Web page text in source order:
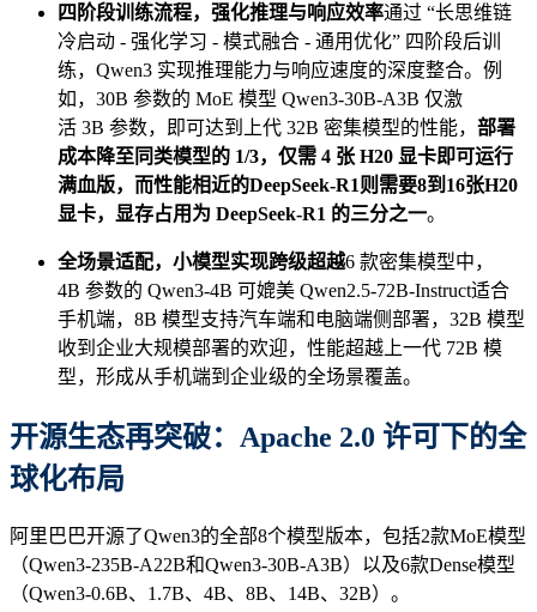
四阶段训练流程，强化推理与响应效率通过 “长思维链
冷启动 - 强化学习 - 模式融合 - 通用优化” 四阶段后训
练，Qwen3 实现推理能力与响应速度的深度整合。例
如，30B 参数的 MoE 模型 Qwen3-30B-A3B 仅激
活 3B 参数，即可达到上代 32B 密集模型的性能， 部署
成本降至同类模型的 1/3，仅需 4 张 H20 显卡即可运行
满血版， 而性能相近的DeepSeek-R1则需要8到16张H20
显卡， 显存占用为 DeepSeek-R1 的三分之一。
全场景适配，小模型实现跨级超越6 款密集模型中，
4B 参数的 Qwen3-4B 可媲美 Qwen2.5-72B-Instruct适合
手机端，8B 模型支持汽车端和电脑端侧部署，32B 模型
收到企业大规模部署的欢迎，性能超越上一代 72B 模
型，形成从手机端到企业级的全场景覆盖。
开源生态再突破：Apache 2.0 许可下的全
球化布局
阿里巴巴开源了Qwen3的全部8个模型版本，包括2款MoE模型
（Qwen3-235B-A22B和Qwen3-30B-A3B）以及6款Dense模型
（Qwen3-0.6B、1.7B、4B、8B、14B、32B）。